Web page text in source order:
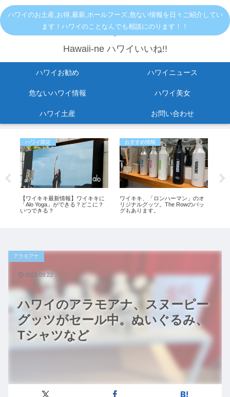
ハワイのお土産,お得,最新,ホールフーズ,危ない情報を日々ご紹介してい
ます！ハワイのことなんでも相談にのります！！
Hawaii-ne ハワイいいね!!
ハワイお勧め ハワイニュース
危ないハワイ情報 ハワイ美女
ハワイ土産 お問い合わせ
ハワイ限定
【ワイキキ最新情報】ワイキキに
「Alo Yoga」ができる？どこに？
いつできる？
おすすめ情報
ワイキキ、「ロンハーマン」のオ
リジナルグッツ。The Rowのバッ
グもあります。
ハワイのアラモアナ、スヌーピー
グッツがセール中。ぬいぐるみ、
Tシャツなど
アラモアナ
2023.09.22